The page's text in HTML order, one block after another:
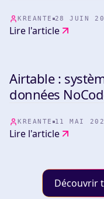
développe
bénéficie de notre
KREANTE 28 JUIN
Lire l'article
Airtable :
données
KREANTE 11 MAI
Lire l'article
Découvrir